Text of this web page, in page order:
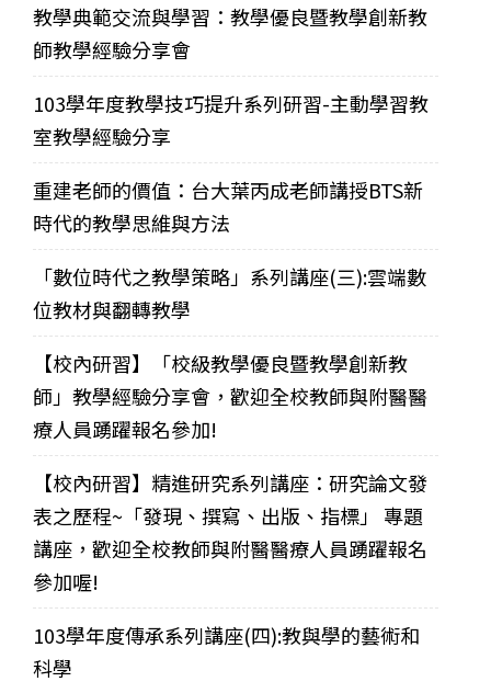
教學典範交流與學習：教學優良暨教學創新教
師教學經驗分享會
103學年度教學技巧提升系列研習-主動學習教
室教學經驗分享
重建老師的價值：台大葉丙成老師講授BTS新
時代的教學思維與方法
「數位時代之教學策略」系列講座(三):雲端數
位教材與翻轉教學
【校內研習】「校級教學優良暨教學創新教
師」教學經驗分享會，歡迎全校教師與附醫醫
療人員踴躍報名參加!
【校內研習】精進研究系列講座：研究論文發
表之歷程~「發現、撰寫、出版、指標」 專題
講座，歡迎全校教師與附醫醫療人員踴躍報名
參加喔!
103學年度傳承系列講座(四):教與學的藝術和
科學